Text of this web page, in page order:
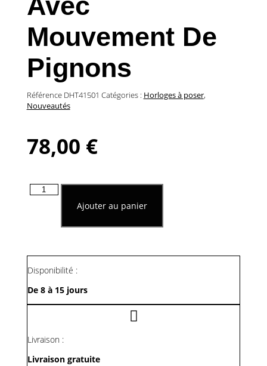
Mouvement De
Pignons
Référence DHT41501 Catégories : Horloges à poser,
Nouveautés
78,00 €
quantité
Pignons
Ajouter au panier
Disponibilité :
De 8 à 15 jours
Livraison :
Livraison gratuite